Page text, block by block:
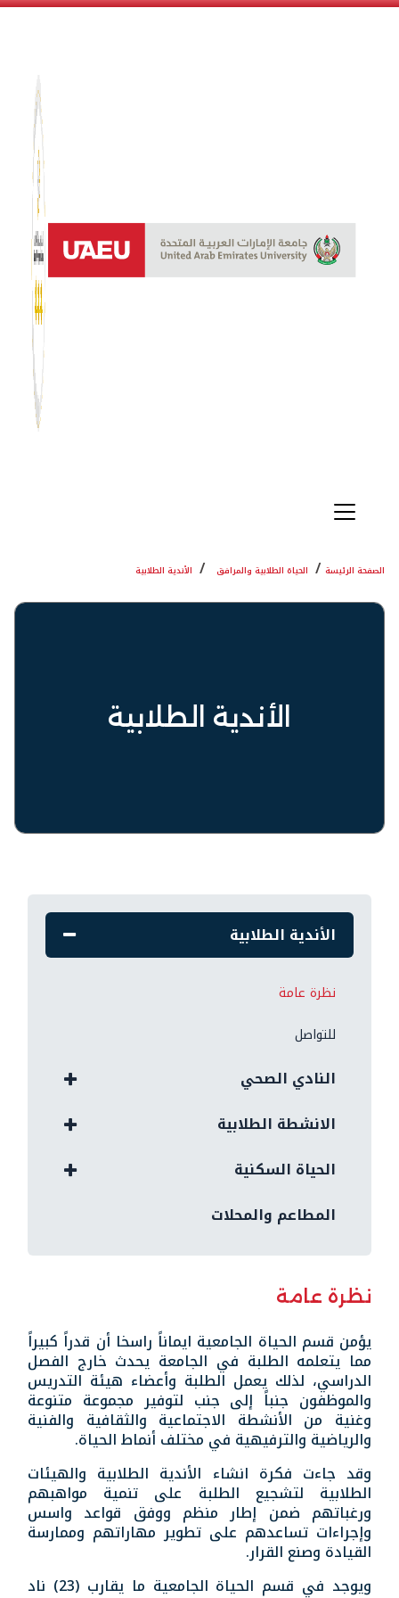
نظام
الصفحة الرئيسة الحياة الطلابية والمرافق الأندية الطلابية
الأندية الطلابية
الأندية الطلابية
نظرة عامة
للتواصل
النادي الصحي
الانشطة الطلابية
الحياة السكنية
المطاعم والمحلات
نظرة عامة
يؤمن قسم الحياة الجامعية ايماناً راسخا أن قدراً كبيراً
مما يتعلمه الطلبة في الجامعة يحدث خارج الفصل
الدراسي، لذلك يعمل الطلبة وأعضاء هيئة التدريس
والموظفون جنباً إلى جنب لتوفير مجموعة متنوعة
وغنية من الأنشطة الاجتماعية والثقافية والفنية
والرياضية والترفيهية في مختلف أنماط الحياة.
وقد جاءت فكرة انشاء الأندية الطلابية والهيئات
الطلابية لتشجيع الطلبة على تنمية مواهبهم
ورغباتهم ضمن إطار منظم ووفق قواعد واسس
وإجراءات تساعدهم على تطوير مهاراتهم وممارسة
القيادة وصنع القرار.
ويوجد في قسم الحياة الجامعية ما يقارب (23) ناد